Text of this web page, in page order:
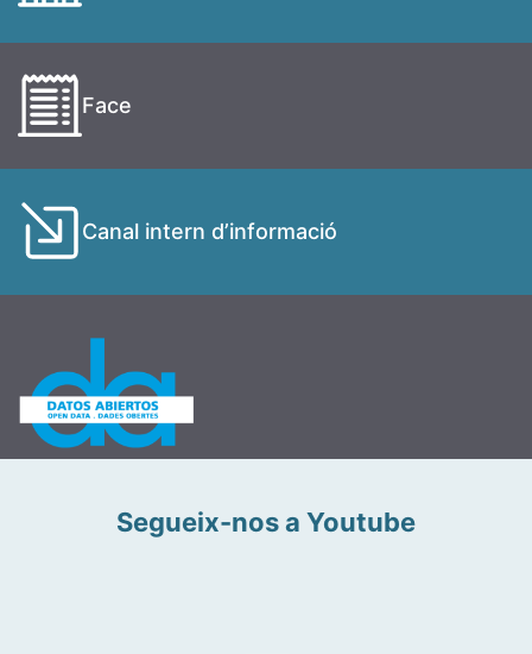
Face
Canal intern d’informació
Segueix-nos a Youtube